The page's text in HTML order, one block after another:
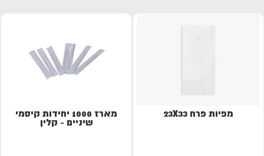
מפיות פרח 23X33 מארז 1000 יחידות קיסמי
שיניים - קלין